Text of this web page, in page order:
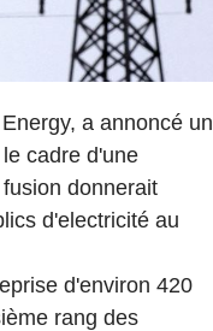
a annoncé un
cadre d'une
donnerait
d'electricité au
d'environ 420
rang des